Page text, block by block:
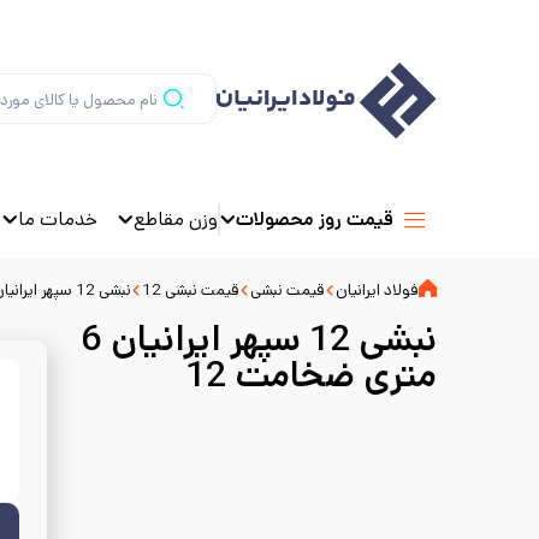
قیمت روز محصولات وزن مقاطع خدمات ما
فولاد ایرانیان قیمت نبشی قیمت نبشی 12 نبشی 12 سپهر ایرانیان 6 متری ضخامت 12
نبشی 12 سپهر ایرانیان 6
متری ضخامت 12